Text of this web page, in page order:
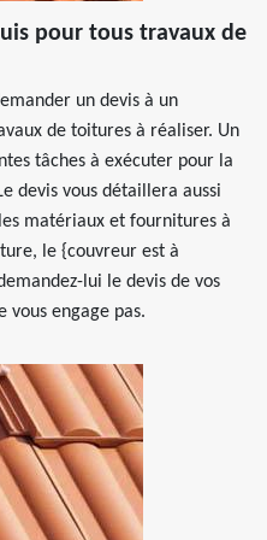
pour tous travaux de
un devis à un
de toitures à réaliser. Un
tâches à exécuter pour la
devis vous détaillera aussi
matériaux et fournitures à
le {couvreur est à
lui le devis de vos
vous engage pas.